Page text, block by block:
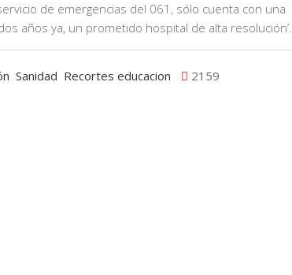
de emergencias del 061, sólo cuenta con una
años ya, un prometido hospital de alta resolución’.
Sanidad Recortes educacion 2159